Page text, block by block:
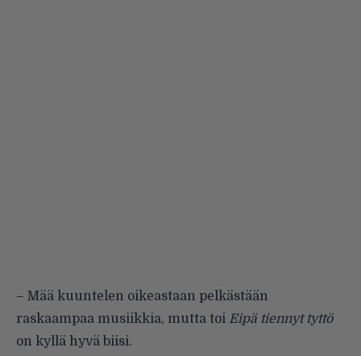
– Mää kuuntelen oikeastaan pelkästään
raskaampaa musiikkia, mutta toi Eipä tiennyt tyttö
on kyllä hyvä biisi.